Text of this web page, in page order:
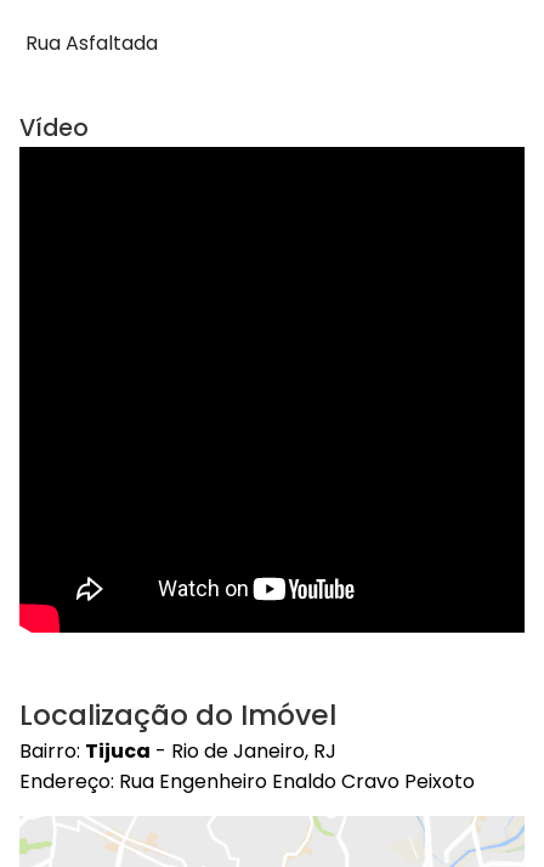
Rua Asfaltada
Vídeo
Localização do Imóvel
Bairro: Tijuca - Rio de Janeiro, RJ
Endereço: Rua Engenheiro Enaldo Cravo Peixoto